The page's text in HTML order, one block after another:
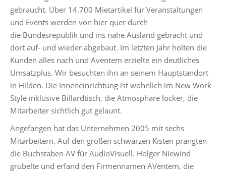
gebraucht. Über 14.700 Mietartikel für Veranstaltungen
und Events werden von hier quer durch
die Bundesrepublik und ins nahe Ausland gebracht und
dort auf- und wieder abgebaut. Im letzten Jahr holten die
Kunden alles nach und Aventem erzielte ein deutliches
Umsatzplus. Wir besuchten ihn an seinem Hauptstandort
in Hilden. Die Inneneinrichtung ist wohnlich im New Work-
Style inklusive Billardtisch, die Atmosphäre locker, die
Mitarbeiter sichtlich gut gelaunt.
Angefangen hat das Unternehmen 2005 mit sechs
Mitarbeitern. Auf den großen schwarzen Kisten prangten
die Buchstaben AV für AudioVisuell. Holger Niewind
grübelte und erfand den Firmennamen AVentem, die